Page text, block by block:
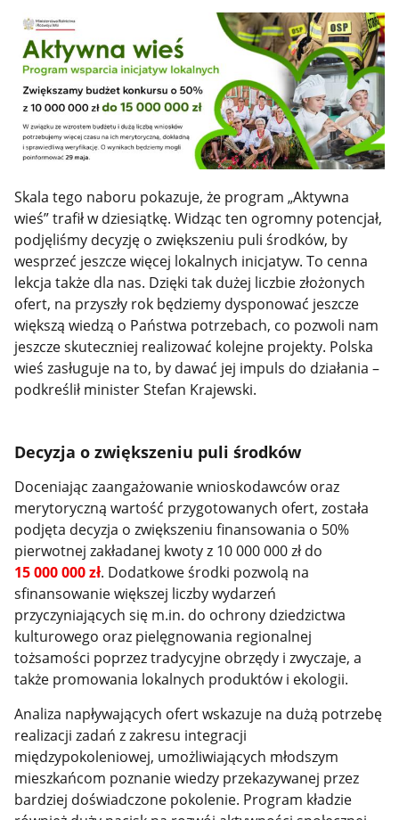
Skala tego naboru pokazuje, że program „Aktywna
wieś” trafił w dziesiątkę. Widząc ten ogromny potencjał,
podjęliśmy decyzję o zwiększeniu puli środków, by
wesprzeć jeszcze więcej lokalnych inicjatyw. To cenna
lekcja także dla nas. Dzięki tak dużej liczbie złożonych
ofert, na przyszły rok będziemy dysponować jeszcze
większą wiedzą o Państwa potrzebach, co pozwoli nam
jeszcze skuteczniej realizować kolejne projekty. Polska
wieś zasługuje na to, by dawać jej impuls do działania –
podkreślił minister Stefan Krajewski.
Decyzja o zwiększeniu puli środków
Doceniając zaangażowanie wnioskodawców oraz
merytoryczną wartość przygotowanych ofert, została
podjęta decyzja o zwiększeniu finansowania o 50%
pierwotnej zakładanej kwoty z 10 000 000 zł do
15 000 000 zł. Dodatkowe środki pozwolą na
sfinansowanie większej liczby wydarzeń
przyczyniających się m.in. do ochrony dziedzictwa
kulturowego oraz pielęgnowania regionalnej
tożsamości poprzez tradycyjne obrzędy i zwyczaje, a
także promowania lokalnych produktów i ekologii.
Analiza napływających ofert wskazuje na dużą potrzebę
realizacji zadań z zakresu integracji
międzypokoleniowej, umożliwiających młodszym
mieszkańcom poznanie wiedzy przekazywanej przez
bardziej doświadczone pokolenie. Program kładzie